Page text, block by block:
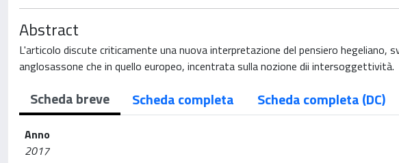
Abstract
L'articolo discute criticamente una nuova interpretazione del pensiero hegeliano,
anglosassone che in quello europeo, incentrata sulla nozione dii intersoggettività.
Scheda breve Scheda completa Scheda completa (DC)
Anno
2017